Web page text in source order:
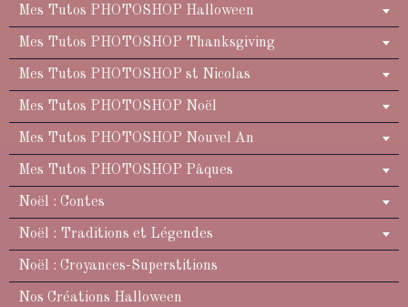
Mes Tutos PHOTOSHOP Halloween
Mes Tutos PHOTOSHOP Thanksgiving
Mes Tutos PHOTOSHOP st Nicolas
Mes Tutos PHOTOSHOP Noël
Mes Tutos PHOTOSHOP Nouvel An
Mes Tutos PHOTOSHOP Pâques
Noël : Contes
Noël : Traditions et Légendes
Noël : Croyances-Superstitions
Nos Créations Halloween